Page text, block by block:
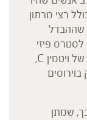
רצי מרתון
יכול להיות שההבדל
פיזי
גבוה, הגוף שלנו זקוק לכמות גדולה יותר של ויטמין C,
שמתן